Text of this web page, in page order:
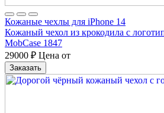
Кожаные чехлы для iPhone 14
Кожаный чехол из крокодила с
MobCase 1847
29000 ₽ Цена от
Заказать